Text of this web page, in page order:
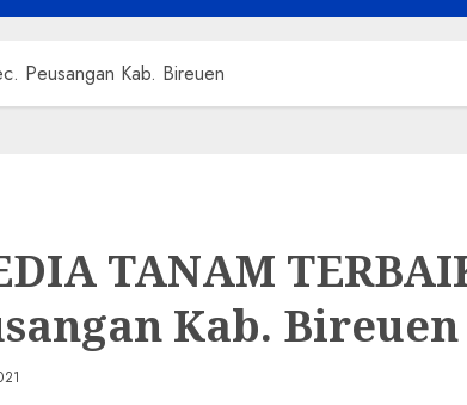
Peusangan Kab. Bireuen
TANAM
Kab. Bireuen